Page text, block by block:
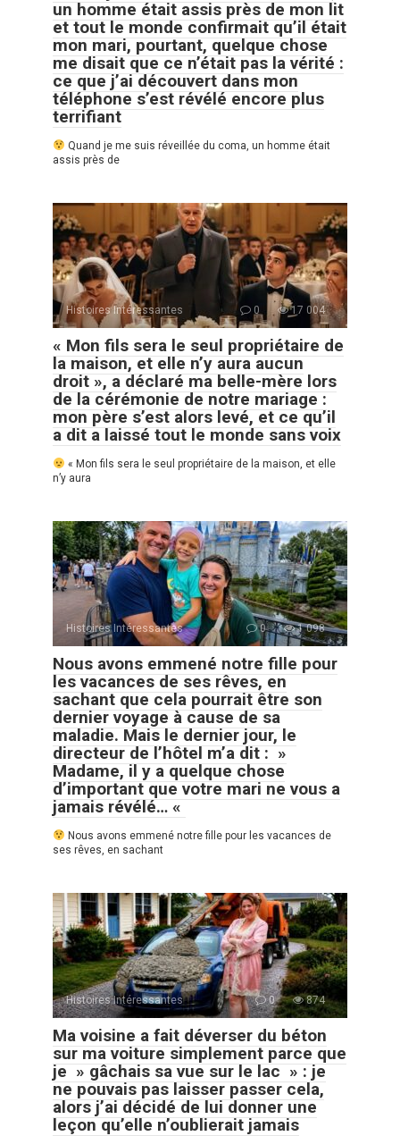
un homme était assis près de mon lit
et tout le monde confirmait qu’il était
mon mari, pourtant, quelque chose
me disait que ce n’était pas la vérité :
ce que j’ai découvert dans mon
téléphone s’est révélé encore plus
terrifiant
Quand je me suis réveillée du coma, un homme était
assis près de
Histoires Intéressantes 0 17 004
« Mon fils sera le seul propriétaire de
la maison, et elle n’y aura aucun
droit », a déclaré ma belle-mère lors
de la cérémonie de notre mariage :
mon père s’est alors levé, et ce qu’il
a dit a laissé tout le monde sans voix
« Mon fils sera le seul propriétaire de la maison, et elle
n’y aura
Histoires Intéressantes 0 1 098
Nous avons emmené notre fille pour
les vacances de ses rêves, en
sachant que cela pourrait être son
dernier voyage à cause de sa
maladie. Mais le dernier jour, le
directeur de l’hôtel m’a dit : »
Madame, il y a quelque chose
d’important que votre mari ne vous a
jamais révélé… «
Nous avons emmené notre fille pour les vacances de
ses rêves, en sachant
Histoires Intéressantes 0 874
Ma voisine a fait déverser du béton
sur ma voiture simplement parce que
je » gâchais sa vue sur le lac » : je
ne pouvais pas laisser passer cela,
alors j’ai décidé de lui donner une
leçon qu’elle n’oublierait jamais